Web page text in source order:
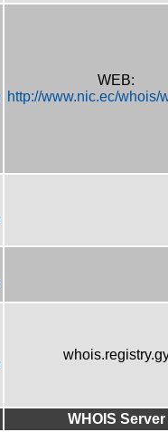
WEB:
http://www.nic.ec/whois/
WHOIS Server